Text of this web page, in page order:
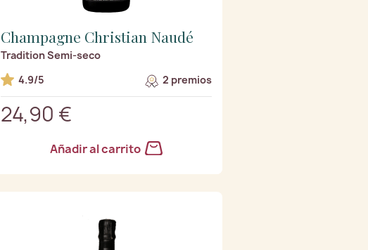
Champagne Christian Naudé
Tradition Semi-seco
4.9/5
2 premios
24,90 €
Añadir al carrito